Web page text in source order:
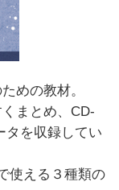
ための教材。
まとめ、CD-
タを収録してい
使える３種類の